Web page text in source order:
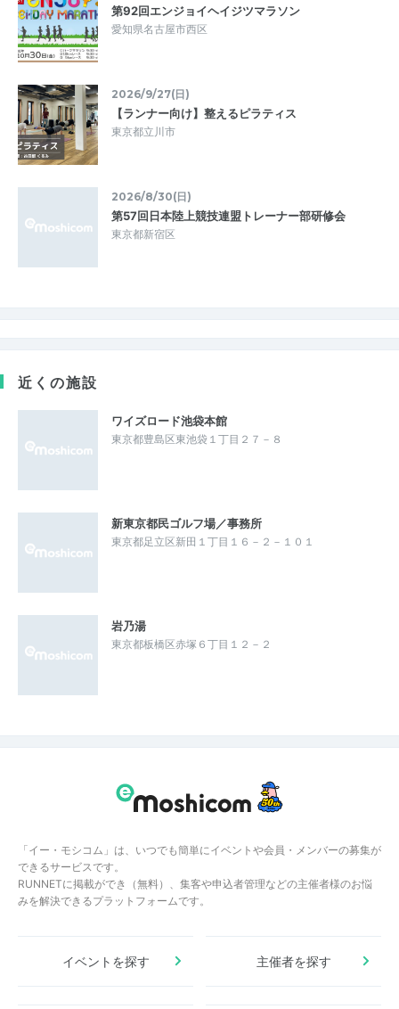
第92回エンジョイヘイジツマラソン
愛知県名古屋市西区
2026/9/27(日)
【ランナー向け】整えるピラティス
東京都立川市
2026/8/30(日)
第57回日本陸上競技連盟トレーナー部研修会
東京都新宿区
近くの施設
ワイズロード池袋本館
東京都豊島区東池袋１丁目２７－８
新東京都民ゴルフ場／事務所
東京都足立区新田１丁目１６－２－１０１
岩乃湯
東京都板橋区赤塚６丁目１２－２
「イー・モシコム」は、いつでも簡単にイベントや会員・メンバーの募集が
できるサービスです。
RUNNETに掲載ができ（無料）、集客や申込者管理などの主催者様のお悩
みを解決できるプラットフォームです。
イベントを探す 主催者を探す